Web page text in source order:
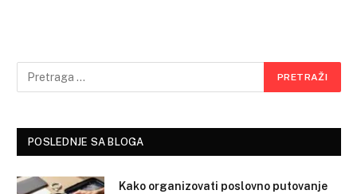
POSLEDNJE SA BLOGA
Kako organizovati poslovno putovanje